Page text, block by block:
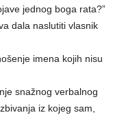
jednog boga rata?”
dala naslutiti vlasnik
imena kojih nisu
snažnog verbalnog
iz kojeg sam,